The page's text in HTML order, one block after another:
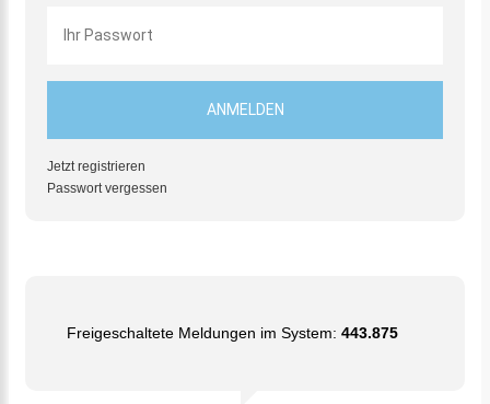
Jetzt registrieren
Passwort vergessen
Freigeschaltete Meldungen im System: 443.875